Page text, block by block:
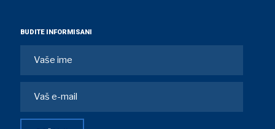
BUDITE INFORMISANI